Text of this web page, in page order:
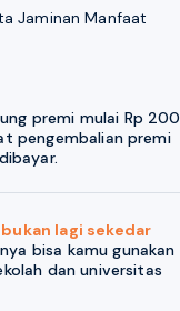
Jaminan Manfaat
premi mulai Rp 200
pengembalian premi
lagi sekedar
bisa kamu gunakan
dan universitas